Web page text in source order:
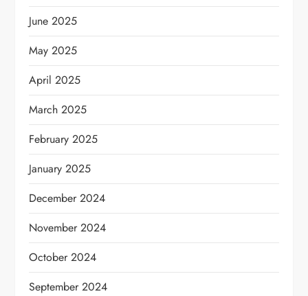
June 2025
May 2025
April 2025
March 2025
February 2025
January 2025
December 2024
November 2024
October 2024
September 2024